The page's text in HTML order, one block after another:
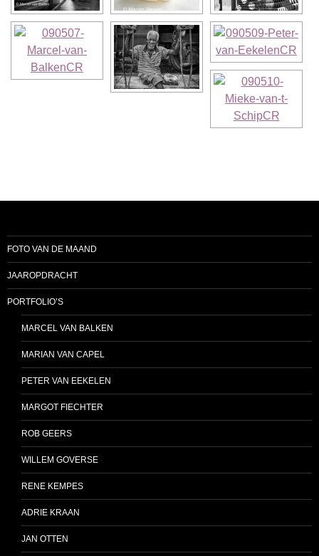
FOTO VAN DE MAAND
JAAROPDRACHT
PORTFOLIO’S
MARCEL VAN BALKEN
MARIAN VAN CAPEL
PETER VAN EEKELEN
MARGOT FIECHTER
ROB GEERS
WILLEM GOVERSE
RENE KEMPES
ADRIE KRAAN
JAN OTTEN